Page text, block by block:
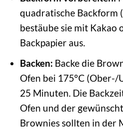
quadratische Backform
bestäube sie mit Kakao
Backpapier aus.
Backen: Backe die
Ofen bei 175°C
25 Minuten. Die
Ofen und der
Brownies sollten in der